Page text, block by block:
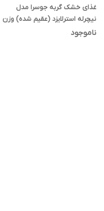
غذای خشک گربه جوسرا مدل
نیچرله استرلایزد (عقیم شده) وزن
۲ کیلوگرمناموجود